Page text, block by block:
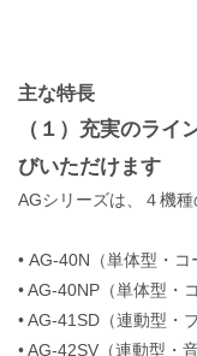
主な特長
（１）充実のライ
びいただけます
AGシリーズは、４機種
• AG-40N（単体型・コ
• AG-40NP（単体型・
• AG-41SD（連動型・
• AG-42SV（連動型・